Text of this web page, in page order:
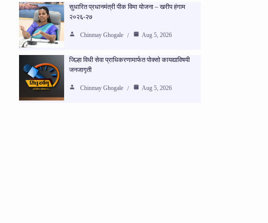
सुधारित प्रधानमंत्री पीक विमा योजना – खरीप हंगाम
२०२६-२७
Chinmay Ghogale Aug 5, 2026
जिल्हा विधी सेवा प्राधिकरणामार्फत पोक्सो कायद्याविषयी
जनजागृती
Chinmay Ghogale Aug 5, 2026